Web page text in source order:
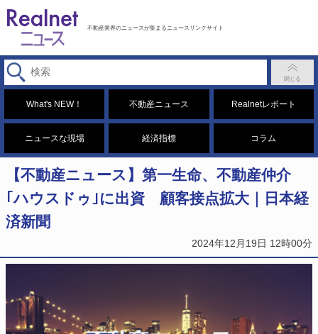
不動産業界のニュースが集まるニュースリンクサイト
What's NEW！ 不動産ニュース Realnetレポート
ニュースな現場 経済指標 コラム
【不動産ニュース】第一生命、不動産仲介
｢ハウスドゥ｣に出資 顧客接点拡大｜日本経
済新聞
2024年12月19日 12時00分